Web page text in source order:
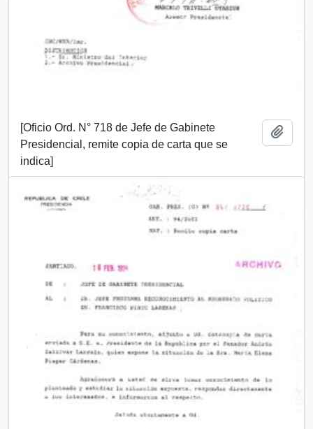
[Oficio Ord. N° 718 de Jefe de Gabinete
Presidencial, remite copia de carta que se
indica]